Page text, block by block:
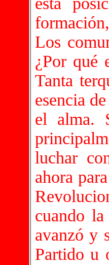
Los
¿Por qué
Tanta
esencia
el alma.
luchar
ahora
cuando
avanzó y
Partido u